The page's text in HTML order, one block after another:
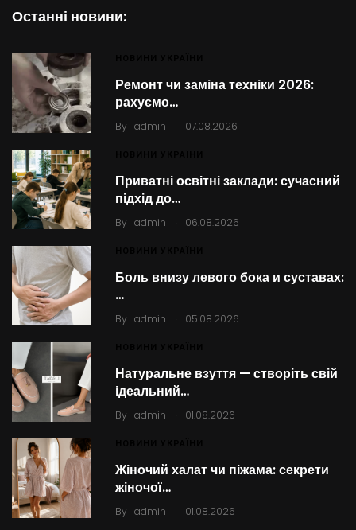
Останні новини:
Ремонт чи заміна техніки 2026:
рахуємо…
By admin . 07.08.2026
Приватні освітні заклади: сучасний
підхід до…
By admin . 06.08.2026
Боль внизу левого бока и суставах:
…
By admin . 05.08.2026
Натуральне взуття — створіть свій
ідеальний…
By admin . 01.08.2026
Жіночий халат чи піжама: секрети
жіночої…
By admin . 01.08.2026